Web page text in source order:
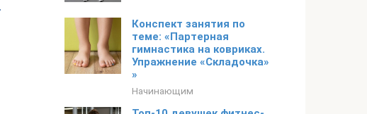
Конспект занятия по
теме: «Партерная
гимнастика на ковриках.
Упражнение «Складочка»
»
Начинающим